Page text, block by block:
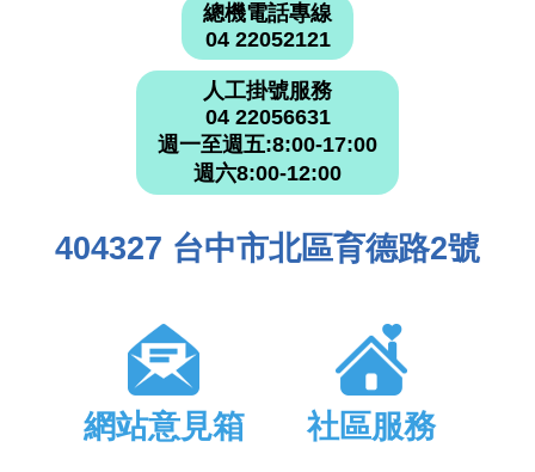
總機電話專線
04 22052121
人工掛號服務
04 22056631
週一至週五:8:00-17:00
週六8:00-12:00
404327 台中市北區育德路2號
網站意見箱 社區服務